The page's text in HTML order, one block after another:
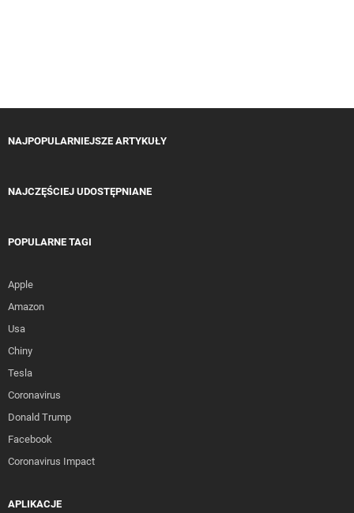
NAJPOPULARNIEJSZE ARTYKUŁY
NAJCZĘŚCIEJ UDOSTĘPNIANE
POPULARNE TAGI
Apple
Amazon
Usa
Chiny
Tesla
Coronavirus
Donald Trump
Facebook
Coronavirus Impact
APLIKACJE